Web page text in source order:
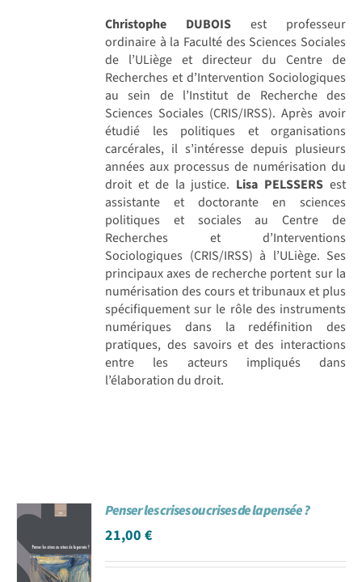
Christophe DUBOIS est professeur
ordinaire à la Faculté des Sciences Sociales
de l’ULiège et directeur du Centre de
Recherches et d’Intervention Sociologiques
au sein de l’Institut de Recherche des
Sciences Sociales (CRIS/IRSS). Après avoir
étudié les politiques et organisations
carcérales, il s’intéresse depuis plusieurs
années aux processus de numérisation du
droit et de la justice. Lisa PELSSERS est
assistante et doctorante en sciences
politiques et sociales au Centre de
Recherches et d’Interventions
Sociologiques (CRIS/IRSS) à l’ULiège. Ses
principaux axes de recherche portent sur la
numérisation des cours et tribunaux et plus
spécifiquement sur le rôle des instruments
numériques dans la redéfinition des
pratiques, des savoirs et des interactions
entre les acteurs impliqués dans
l’élaboration du droit.
Penser les crises ou crises de la pensée ?
21,00€